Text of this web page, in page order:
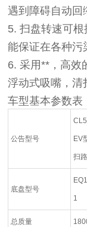
遇到障碍自动回
5.扫盘转速可根
能保证在各种污
6.采用**，高效
浮动式吸嘴，清
车型基本参数表
公告型号 EV
扫
底盘型号
1
总质量